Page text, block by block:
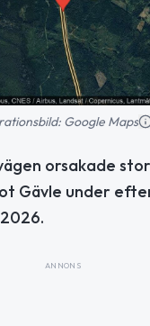
Google Maps
orsakade
Gävle under
ANNONS